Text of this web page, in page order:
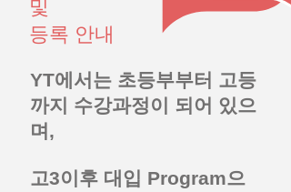
및
등록 안내
YT에서는 초등부부터 고등
까지 수강과정이 되어 있으
며,
고3이후 대입 Program으